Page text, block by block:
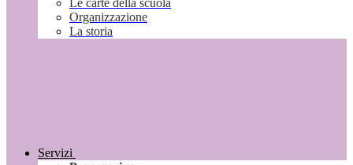
Le carte della scuola
Organizzazione
La storia
Servizi